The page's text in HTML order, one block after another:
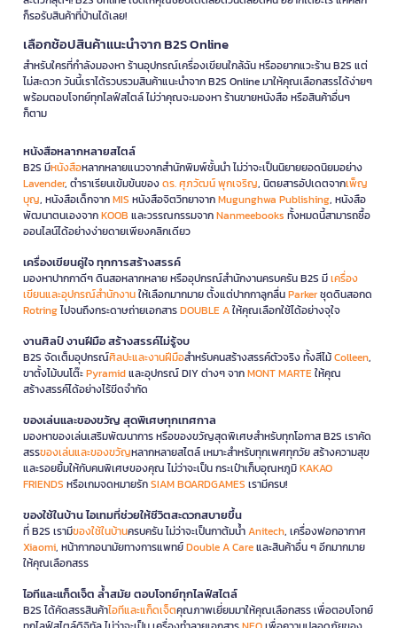
ก็รอรับสินค้าที่บ้านได้เลย!
เลือกช้อปสินค้าแนะนำจาก B2S Online
สำหรับใครที่กำลังมองหา ร้านอุปกรณ์เครื่องเขียนใกล้ฉัน หรืออยากแวะร้าน B2S แต่
ไม่สะดวก วันนี้เราได้รวบรวมสินค้าแนะนำจาก B2S Online มาให้คุณเลือกสรรได้ง่ายๆ
พร้อมตอบโจทย์ทุกไลฟ์สไตล์ ไม่ว่าคุณจะมองหา ร้านขายหนังสือ หรือสินค้าอื่นๆ
ก็ตาม
หนังสือหลากหลายสไตล์
B2S มีหนังสือหลากหลายแนวจากสำนักพิมพ์ชั้นนำ ไม่ว่าจะเป็นนิยายยอดนิยมอย่าง
Lavender, ตำราเรียนเข้มข้นของดร. ศุภวัฒน์ พุกเจริญ, นิตยสารอัปเดตจากเพ็ญ
บุญ, หนังสือเด็กจากMIS หนังสือจิตวิทยาจากMugunghwa Publishing, หนังสือ
พัฒนาตนเองจากKOOB และวรรณกรรมจากNanmeebooks ทั้งหมดนี้สามารถซื้อ
ออนไลน์ได้อย่างง่ายดายเพียงคลิกเดียว
เครื่องเขียนคู่ใจ ทุกการสร้างสรรค์
มองหาปากกาดีๆ ดินสอหลากหลาย หรืออุปกรณ์สำนักงานครบครัน B2S มีเครื่อง
เขียนและอุปกรณ์สำนักงานให้เลือกมากมาย ตั้งแต่ปากกาลูกลื่นParkerชุดดินสอกด
Rotringไปจนถึงกระดาษถ่ายเอกสารDOUBLE Aให้คุณเลือกใช้ได้อย่างจุใจ
งานศิลป์ งานฝีมือ สร้างสรรค์ไม่รู้จบ
B2S จัดเต็มอุปกรณ์ศิลปะและงานฝีมือสำหรับคนสร้างสรรค์ตัวจริง ทั้งสีไม้Colleen,
ขาตั้งไม้บนโต๊ะPyramidและอุปกรณ์ DIY ต่างๆ จากMONT MARTEให้คุณ
สร้างสรรค์ได้อย่างไร้ขีดจำกัด
ของเล่นและของขวัญ สุดพิเศษทุกเทศกาล
มองหาของเล่นเสริมพัฒนาการ หรือของขวัญสุดพิเศษสำหรับทุกโอกาส B2S เราคัด
สรรของเล่นและของขวัญหลากหลายสไตล์ เหมาะสำหรับทุกเพศทุกวัย สร้างความสุข
และรอยยิ้มให้กับคนพิเศษของคุณ ไม่ว่าจะเป็น กระเป๋าเก็บอุณหภูมิKAKAO
FRIENDS หรือเกมจดหมายรักSIAM BOARDGAMES เรามีครบ!
ของใช้ในบ้าน ไอเทมที่ช่วยให้ชีวิตสะดวกสบายขึ้น
ที่ B2S เรามีของใช้ในบ้านครบครัน ไม่ว่าจะเป็นกาต้มน้ำAnitech, เครื่องฟอกอากาศ
Xiaomi, หน้ากากอนามัยทางการแพทย์Double A Careและสินค้าอื่น ๆ อีกมากมาย
ให้คุณเลือกสรร
ไอทีและแก็ดเจ็ต ล้ำสมัย ตอบโจทย์ทุกไลฟ์สไตล์
B2S ได้คัดสรรสินค้าไอทีและแก็ดเจ็ตคุณภาพเยี่ยมมาให้คุณเลือกสรร เพื่อตอบโจทย์